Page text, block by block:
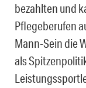
bezahlten und
Pflegeberufen
Mann-Sein die
als